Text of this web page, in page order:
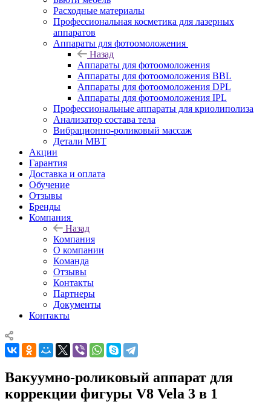
Расходные материалы
Профессиональная косметика для лазерных
аппаратов
Аппараты для фотоомоложения
Назад
Аппараты для фотоомоложения
Аппараты для фотоомоложения BBL
Аппараты для фотоомоложения DPL
Аппараты для фотоомоложения IPL
Профессиональные аппараты для криолиполиза
Анализатор состава тела
Вибрационно-роликовый массаж
Детали MBT
Акции
Гарантия
Доставка и оплата
Обучение
Отзывы
Бренды
Компания
Назад
Компания
О компании
Команда
Отзывы
Контакты
Партнеры
Документы
Контакты
Вакуумно-роликовый аппарат для
коррекции фигуры V8 Vela 3 в 1